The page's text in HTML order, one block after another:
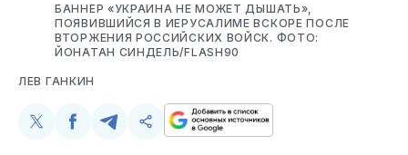
БАННЕР «УКРАИНА НЕ МОЖЕТ ДЫШАТЬ»,
ПОЯВИВШИЙСЯ В ИЕРУСАЛИМЕ ВСКОРЕ ПОСЛЕ
ВТОРЖЕНИЯ РОССИЙСКИХ ВОЙСК. ФОТО:
ЙОНАТАН СИНДЕЛЬ/FLASH90
ЛЕВ ГАНКИН
Поделиться
Поделиться
Поделиться
Скопируйте